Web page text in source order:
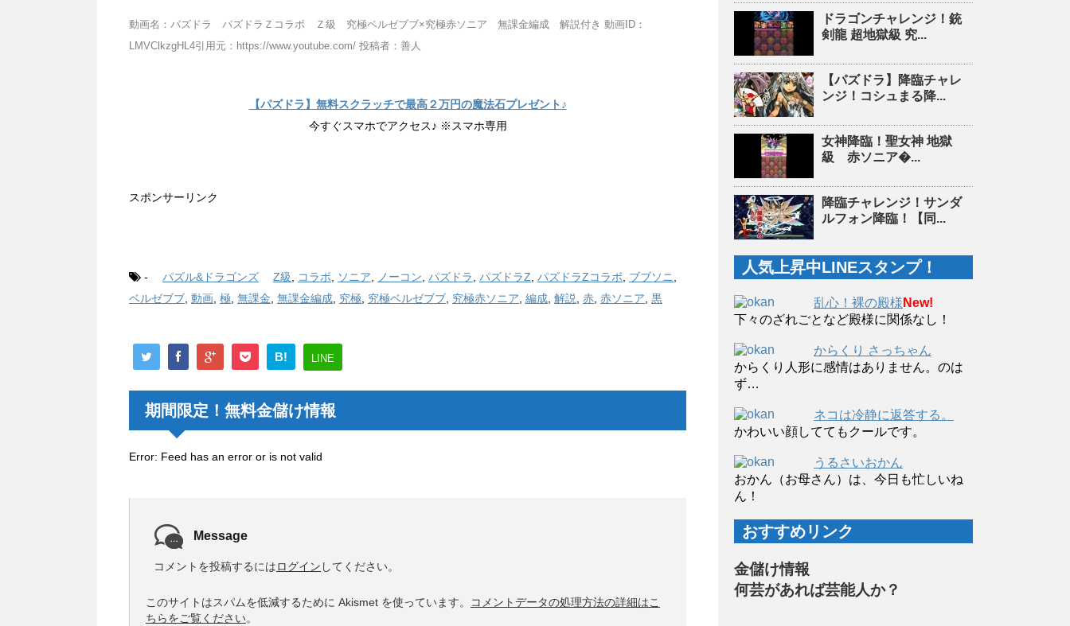
動画名：パズドラ パズドラＺコラボ Ｚ級 究極ベルゼブブ×究極赤ソニア 無課金編成 解説付き 動画ID：
LMVClkzgHL4引用元：https://www.youtube.com/ 投稿者：善人
【パズドラ】無料スクラッチで最高２万円の魔法石プレゼント♪
今すぐスマホでアクセス♪ ※スマホ専用
スポンサーリンク
- パズル&ドラゴンズ Z級 コラボ ソニア ノーコン パズドラ パズドラZ パズドラZコラボ ブブソニ
ベルゼブブ 動画 極 無課金 無課金編成 究極 究極ベルゼブブ 究極赤ソニア 編成 解説 赤 赤ソニア 黒
B! LINE
期間限定！無料金儲け情報
Error: Feed has an error or is not valid
Message
コメントを投稿するにはログイン してください。
このサイトはスパムを低減するために Akismet を使っています。
コメントデータの処理方法の詳細はこ
ちらをご覧ください。
ドラゴンチャレンジ！銃
剣龍 超地獄級 究...
【パズドラ】降臨チャレ
ンジ！コシュまる降...
女神降臨！聖女神 地獄
級 赤ソニア�...
降臨チャレンジ！サンダ
ルフォン降臨！【同...
人気上昇中LINEスタンプ！
乱心！裸の殿様 New!
下々のざれごとなど殿様に関係なし！
からくり さっちゃん
からくり人形に感情はありません。のは
ず…
ネコは冷静に返答する。
かわいい顔しててもクールです。
うるさいおかん
おかん（お母さん）は、今日も忙しいね
ん！
おすすめリンク
金儲け情報
何芸があれば芸能人か？